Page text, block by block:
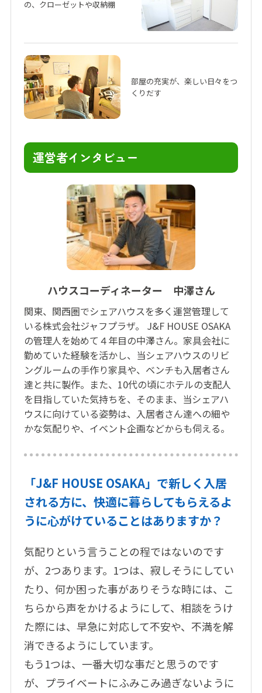
の、クローゼットや収納棚
部屋の充実が、楽しい日々をつ
くりだす
運営者インタビュー
ハウスコーディネーター 中澤さん
関東、関西圏でシェアハウスを多く運営管理して
いる株式会社ジャフプラザ。 J&F HOUSE OSAKA
の管理人を始めて４年目の中澤さん。家具会社に
勤めていた経験を活かし、当シェアハウスのリビ
ングルームの手作り家具や、ベンチも入居者さん
達と共に製作。また、10代の頃にホテルの支配人
を目指していた気持ちを、そのまま、当シェアハ
ウスに向けている姿勢は、入居者さん達への細や
かな気配りや、イベント企画などからも伺える。
「J&F HOUSE OSAKA」で新しく入居
される方に、快適に暮らしてもらえるよ
うに心がけていることはありますか？
気配りという言うことの程ではないのです
が、2つあります。1つは、寂しそうにしてい
たり、何か困った事がありそうな時には、こ
ちらから声をかけるようにして、相談をうけ
た際には、早急に対応して不安や、不満を解
消できるようにしています。
もう1つは、一番大切な事だと思うのです
が、プライベートにふみこみ過ぎないように